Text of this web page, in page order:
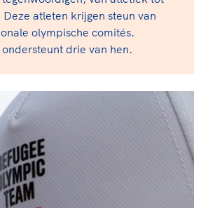
atleten krijgen steun van
olympische comités.
drie van hen.